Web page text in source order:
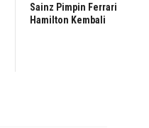
Sainz Pimpin Ferrari 1-2
Hamilton Kembali